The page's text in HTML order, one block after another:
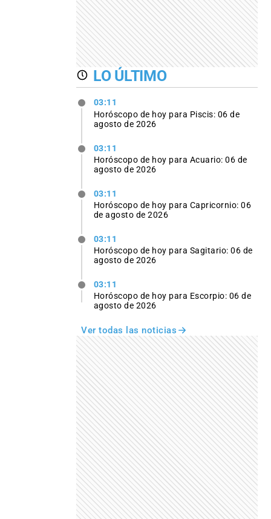
LO ÚLTIMO
03:11
Horóscopo de hoy para Piscis: 06 de
agosto de 2026
03:11
Horóscopo de hoy para Acuario: 06 de
agosto de 2026
03:11
Horóscopo de hoy para Capricornio: 06
de agosto de 2026
03:11
Horóscopo de hoy para Sagitario: 06 de
agosto de 2026
03:11
Horóscopo de hoy para Escorpio: 06 de
agosto de 2026
Ver todas las noticias